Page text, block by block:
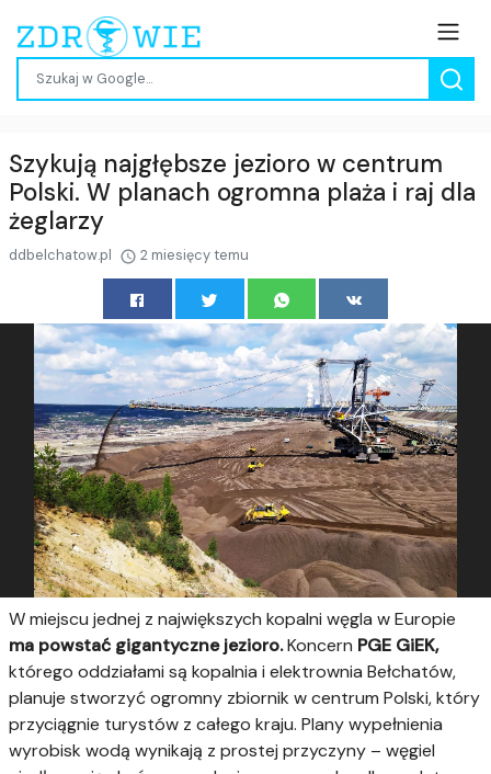
Szykują najgłębsze jezioro w centrum
Polski. W planach ogromna plaża i raj dla
żeglarzy
ddbelchatow.pl 2 miesięcy temu
W miejscu jednej z największych kopalni węgla w Europie
ma powstać gigantyczne jezioro.Koncern PGE GiEK,
którego oddziałami są kopalnia i elektrownia Bełchatów,
planuje stworzyć ogromny zbiornik w centrum Polski, który
przyciągnie turystów z całego kraju. Plany wypełnienia
wyrobisk wodą wynikają z prostej przyczyny – węgiel